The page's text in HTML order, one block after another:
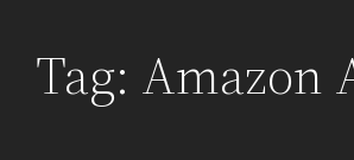
Tag: Amazon